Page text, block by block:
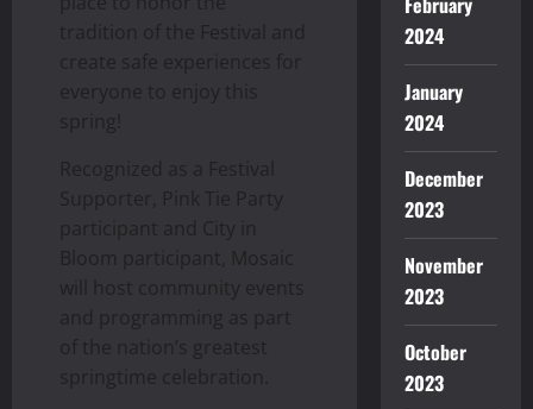
tradition of the Festival and
create safe experiences for
everyone to enjoy this
spring!
Recognized as a Festival
Supporter, Pink Tie Party
participant and City in
Bloom participant, Mosaic
will host community events
and programming as part
of the nation’s greatest
springtime celebration.
2024
January
2024
December
2023
November
2023
October
2023